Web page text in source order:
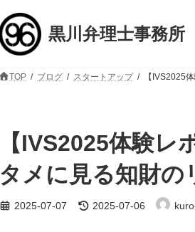
黒川弁理士事務所
TOP ブログ スタートアップ 【IVS2025
【IVS2025体験
タメに見る知財の
2025-07-07
最
終
2025-07-06